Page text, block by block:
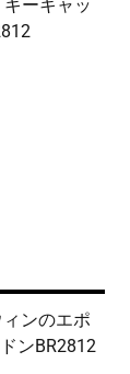
ーキャッ
ンのエポ
ンBR2812